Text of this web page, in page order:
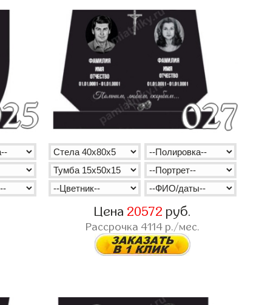
Цена 20572 руб.
Рассрочка 4114р./мес.